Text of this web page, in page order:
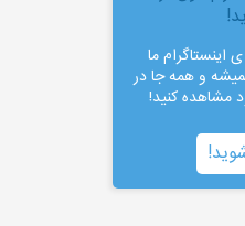
اینستاگرام ما
و همه جا در
مشاهده کنید!